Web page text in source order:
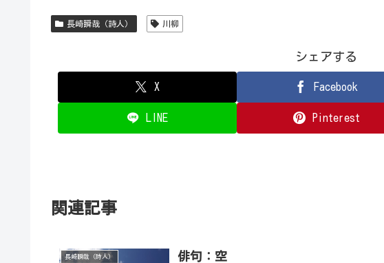
長崎瞬哉（詩人） 川柳
シェアする
X Facebook
LINE Pinterest
関連記事
長崎瞬哉（詩人） 俳句：空